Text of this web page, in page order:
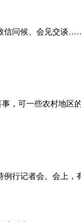
信问候、会见交谈
，可一些农村地区
行记者会。会上